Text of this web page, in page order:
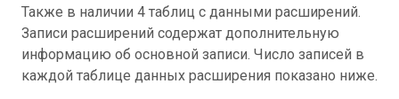
Также в наличии 4 таблиц с данными расширений.
Записи расширений содержат дополнительную
информацию об основной записи. Число записей в
каждой таблице данных расширения показано ниже.